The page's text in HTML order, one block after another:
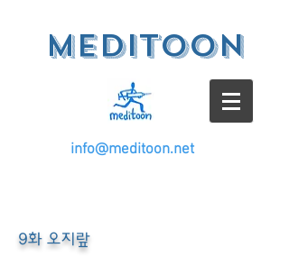
meditoon
info@meditoon.net
9화 오지랖